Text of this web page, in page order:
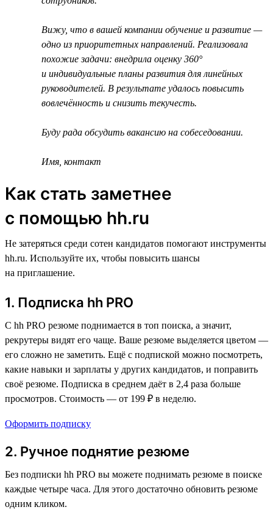
Вижу, что в вашей компании обучение и развитие —
одно из приоритетных направлений. Реализовала
похожие задачи: внедрила оценку 360°
и индивидуальные планы развития для линейных
руководителей. В результате удалось повысить
вовлечённость и снизить текучесть.
Буду рада обсудить вакансию на собеседовании.
Имя, контакт
Как стать заметнее
с помощью hh.ru
Не затеряться среди сотен кандидатов помогают инструменты
hh.ru. Используйте их, чтобы повысить шансы
на приглашение.
1. Подписка hh PRO
С hh PRO резюме поднимается в топ поиска, а значит,
рекрутеры видят его чаще. Ваше резюме выделяется цветом —
его сложно не заметить. Ещё с подпиской можно посмотреть,
какие навыки и зарплаты у других кандидатов, и поправить
своё резюме. Подписка в среднем даёт в 2,4 раза больше
просмотров. Стоимость — от 199 ₽ в неделю.
Оформить подписку
2. Ручное поднятие резюме
Без подписки hh PRO вы можете поднимать резюме в поиске
каждые четыре часа. Для этого достаточно обновить резюме
одним кликом.